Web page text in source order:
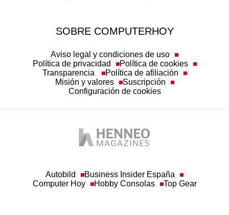
SOBRE COMPUTERHOY
Aviso legal y condiciones de uso
Política de privacidad
Política de cookies
Transparencia
Política de afiliación
Misión y valores
Suscripción
Configuración de cookies
Autobild
Business Insider España
Computer Hoy
Hobby Consolas Top Gear